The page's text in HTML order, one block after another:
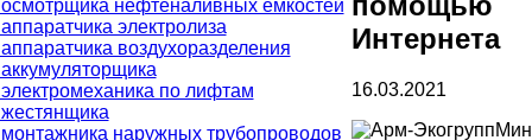
нефтеналивных емкостей
электролиза
воздухоразделения
по лифтам
наружных трубопроводов
Интернета
16.03.2021